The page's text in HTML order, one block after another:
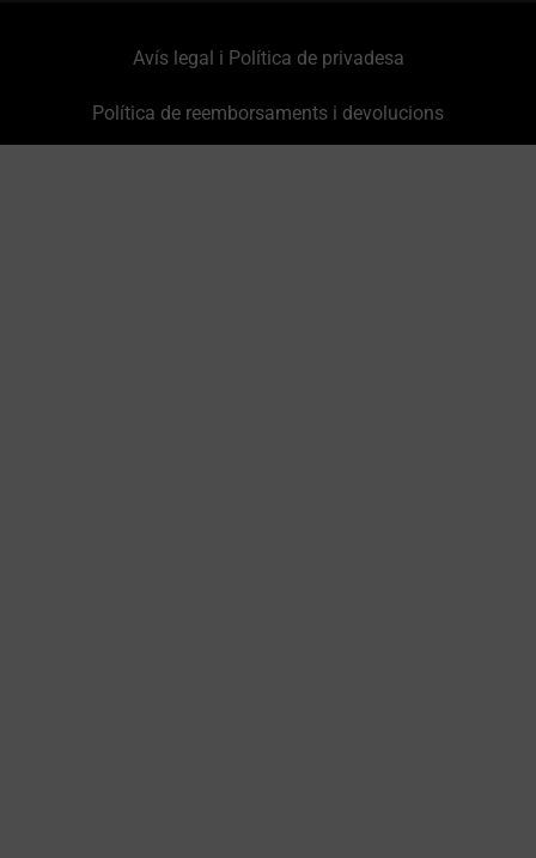
Avís legal i Política de privadesa
Política de reemborsaments i devolucions